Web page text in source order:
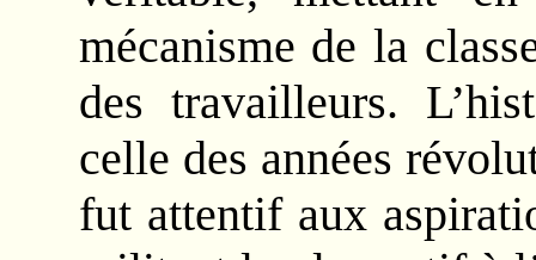
mécanisme de la
des travailleurs.
celle des années
fut attentif aux